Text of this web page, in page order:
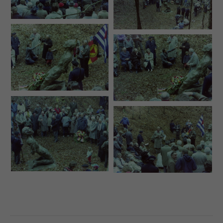
Drop us a line
info@yourdomain.com
About us
Lorem ipsum dolor sit amet, consectetuer
adipiscing elit.
Aenean commodo ligula eget dolor. Aenean massa.
Cum sociis natoque penatibus et magnis dis
parturient montes, nascetur ridiculus mus. Donec
quam felis, ultricies nec.